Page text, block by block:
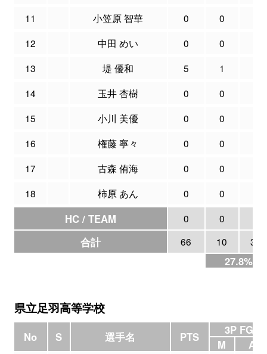
11
小笠原 智華 0 0
12
中田 めい 0 0
13
堤 優和 5 1
14
玉井 杏樹 0 0
15
小川 美優 0 0
16
権藤 寧々 0 0
17
古森 侑海 0 0
18
柿原 あん 0 0
HC / TEAM 0 0
合計 66 10 36
27.8%
県立足羽高等学校
No S 選手名 PTS
3P FG
M
A